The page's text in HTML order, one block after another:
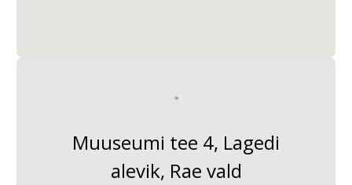
Muuseumi tee 4, Lagedi
alevik, Rae vald